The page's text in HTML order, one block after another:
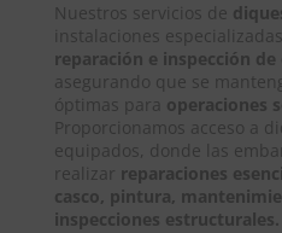
Nuestros servicios de
instalaciones
reparación e inspección de
asegurando que se
óptimas para operaciones
Proporcionamos acceso a
equipados, donde las
realizar reparaciones
casco, pintura,
inspecciones estructurales.